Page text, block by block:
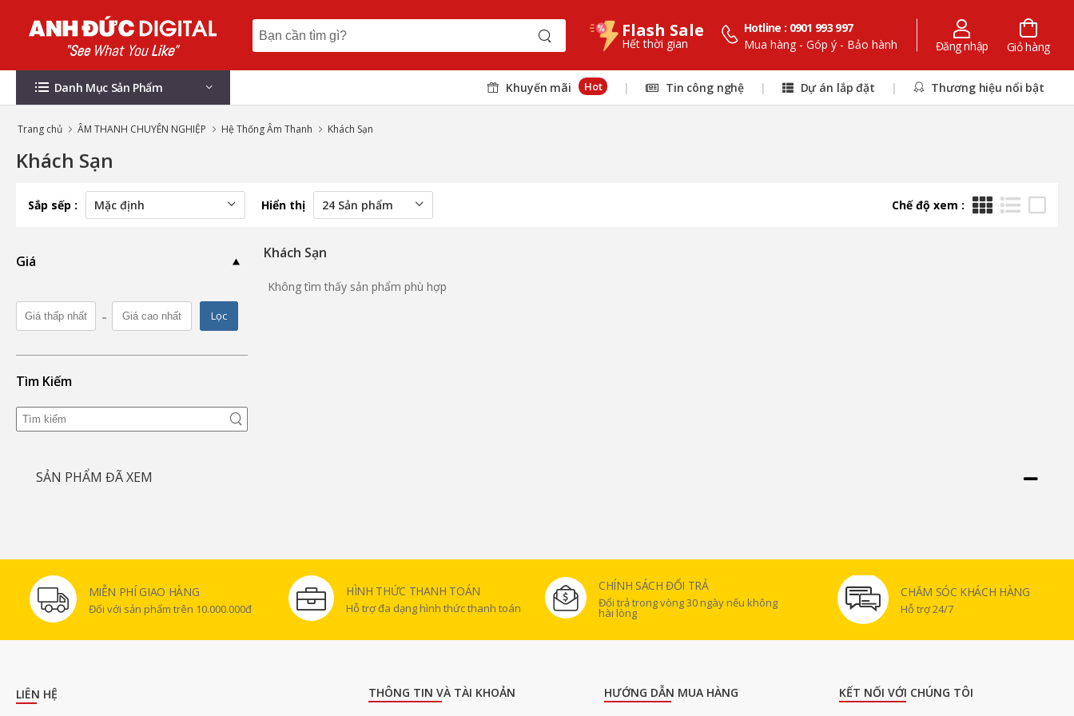
Flash Sale
Hết thời gian
Hotline : 0901 993 997
Mua hàng - Góp ý - Bảo hành
Đăng nhập Giỏ hàng
Danh Mục Sản Phẩm Khuyến mãi Hot | Tin công nghệ | Dự án lắp đặt | Thương hiệu nổi bật
Trang chủ ÂM THANH CHUYÊN NGHIỆP Hệ Thống Âm Thanh Khách Sạn
Khách Sạn
Sắp sếp : Hiển thị Chế độ xem :
Giá
- Lọc
Tìm Kiếm
Khách Sạn
Không tìm thấy sản phẩm phù hợp
SẢN PHẨM ĐÃ XEM
MIỄN PHÍ GIAO HÀNG
Đối với sản phẩm trên 10.000.000đ
HÌNH THỨC THANH TOÁN
Hỗ trợ đa dạng hình thức thanh toán
CHÍNH SÁCH ĐỔI TRẢ
Đổi trả trong vòng 30 ngày nếu không
hài lòng
CHĂM SÓC KHÁCH HÀNG
Hỗ trợ 24/7
LIÊN HỆ THÔNG TIN VÀ TÀI KHOẢN HƯỚNG DẪN MUA HÀNG KẾT NỐI VỚI CHÚNG TÔI